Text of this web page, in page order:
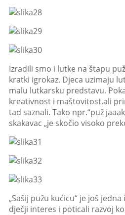
Izradili smo i lutke na štapu
kratki igrokaz. Djeca uzimaju
malu lutkarsku predstavu.
kreativnost i maštovitost,ali
tad saznali. Tako npr.“puž
skakavac „je skočio visoko
„Sašij pužu kućicu“ je još
dječji interes i poticali razvoj